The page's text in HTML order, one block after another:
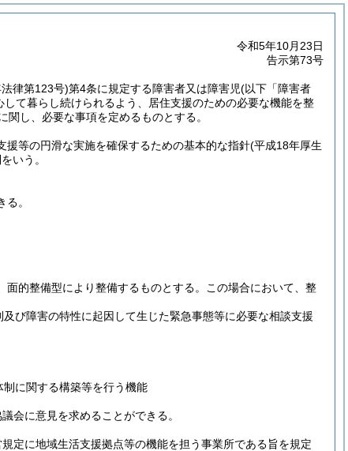
令和5年10月23日
告示第73号
律第123号)第4条に規定する障害者又は障害児(以下「障害者
て暮らし続けられるよう、居住支援のための必要な機能を整
関し、必要な事項を定めるものとする。
等の円滑な実施を確保するための基本的な指針(平成18年厚生
いう。
。
的整備型により整備するものとする。
この場合において、整
び障害の特性に起因して生じた緊急事態等に必要な相談支援
に関する構築等を行う機能
会に意見を求めることができる。
定に地域生活支援拠点等の機能を担う事業所である旨を規定